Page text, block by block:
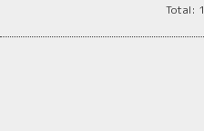
Total: